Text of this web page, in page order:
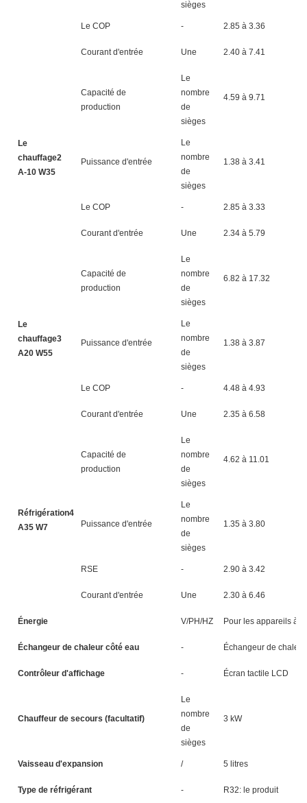
sièges
Le COP - 2.85 à 3.36
Courant d'entrée Une 2.40 à 7.41
Le
chauffage2
A-10 W35
Capacité de
production
Le
nombre
de
sièges
4.59 à 9.71
Puissance d'entrée
Le
nombre
de
sièges
1.38 à 3.41
Le COP - 2.85 à 3.33
Courant d'entrée Une 2.34 à 5.79
Le
chauffage3
A20 W55
Capacité de
production
Le
nombre
de
sièges
6.82 à 17.32
Puissance d'entrée
Le
nombre
de
sièges
1.38 à 3.87
Le COP - 4.48 à 4.93
Courant d'entrée Une 2.35 à 6.58
Réfrigération4
A35 W7
Capacité de
production
Le
nombre
de
sièges
4.62 à 11.01
Puissance d'entrée
Le
nombre
de
sièges
1.35 à 3.80
RSE - 2.90 à 3.42
Courant d'entrée Une 2.30 à 6.46
Énergie V/PH/HZ Pour les appareils à
Échangeur de chaleur côté eau - Échangeur de
Contrôleur d'affichage - Écran tactile LCD
Chauffeur de secours (facultatif)
Le
nombre
de
sièges
3 kW
Vaisseau d'expansion / 5 litres
Type de réfrigérant - R32: le produit